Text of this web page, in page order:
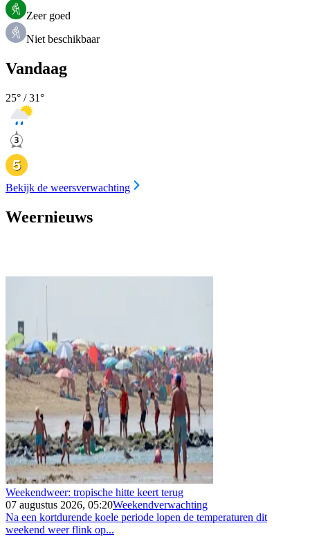
Zeer goed
Niet beschikbaar
Vandaag
25° /31°
Bekijk de weersverwachting
Weernieuws
Weekendweer: tropische hitte keert terug
07 augustus 2026, 05:20Weekendverwachting
Na een kortdurende koele periode lopen de temperaturen dit
weekend weer flink op...